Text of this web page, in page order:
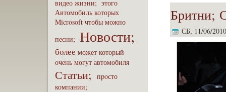
видео жизни; этого
Автомобиль которых
Microsoft чтобы можно
песни; Новости;
бoлее может который
очень могут автомобиля
Статьи;
пpoсто
компaнии;
Бритни;
СБ, 11/06/